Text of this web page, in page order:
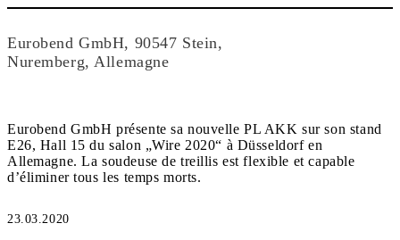
Eurobend GmbH, 90547 Stein,
Nuremberg, Allemagne
Eurobend GmbH présente sa nouvelle PL AKK sur son stand
E26, Hall 15 du salon „Wire 2020“ à Düsseldorf en
Allemagne. La soudeuse de treillis est flexible et capable
d’éliminer tous les temps morts.
23.03.2020